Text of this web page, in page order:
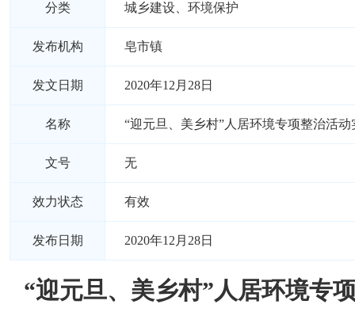
分类 城乡建设、环境保护
发布机构 皂市镇
发文日期 2020年12月28日
名称 “迎元旦、美乡村”人居环境专项整治活动
文号 无
效力状态 有效
发布日期 2020年12月28日
“迎元旦、美乡村”人居环境专